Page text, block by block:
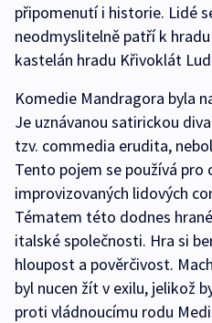
připomenutí i historie. Lidé
neodmyslitelně patří k
kastelán hradu Křivoklát
Komedie Mandragora byla
Je uznávanou satirickou
tzv. commedia erudita,
Tento pojem se používá pro
improvizovaných lidových
Tématem této dodnes
italské společnosti. Hra si
hloupost a pověrčivost.
byl nucen žít v exilu, jelikož
proti vládnoucímu rodu